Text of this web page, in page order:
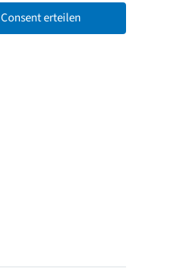
Consent erteilen